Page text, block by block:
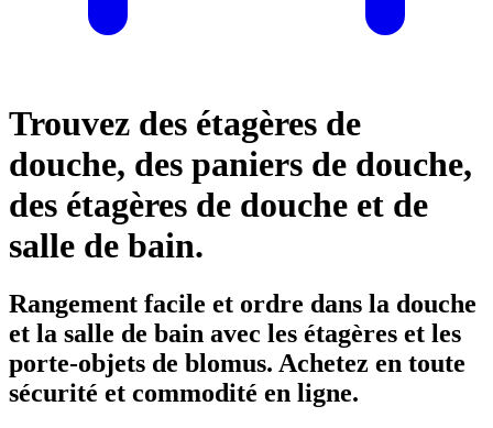
Trouvez des étagères de
douche, des paniers de douche,
des étagères de douche et de
salle de bain.
Rangement facile et ordre dans la douche
et la salle de bain avec les étagères et les
porte-objets de blomus. Achetez en toute
sécurité et commodité en ligne.